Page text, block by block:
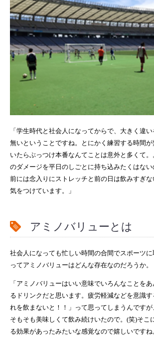
「学生時代と社会人になってからで、大きく違
無いということですね。とにかく練習する時間
いたらぶっつけ本番なんてことは意外と多くて。
のダメージを平日のしごとに持ち込みたくはな
前には念入りにストレッチと前の日は飲みすぎ
気をつけています。」
アミノバリューとは
社会人になっても忙しい時間の合間でスポーツに
ってアミノバリューはどんな存在なのだろうか。
「アミノバリューはいい意味でいろんなことを
るドリンクだと思います。疲労軽減などを意識
れを飲まないと！！」って思ってしまうんです
そもそも美味しくて飲み続けいたので。(笑)そこ
る効果があったみたいな感覚なので嬉しいですね